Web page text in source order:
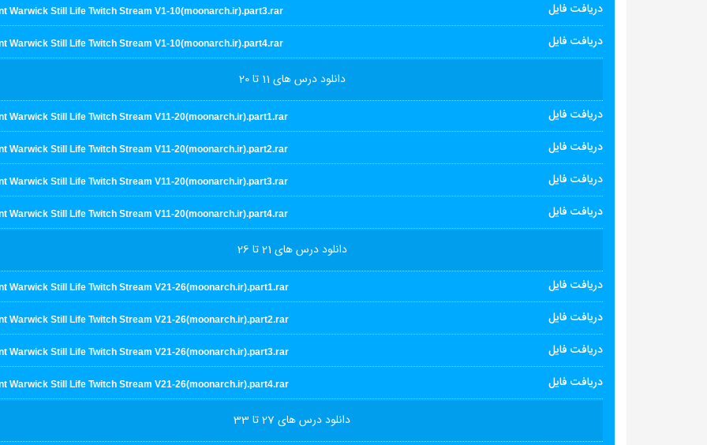
دریافت فایل Warwick Still Life Twitch Stream V1-10(moonarch.ir).part3.rar
دریافت فایل Warwick Still Life Twitch Stream V1-10(moonarch.ir).part4.rar
دانلود درس های 11 تا 20
دریافت فایل
Warwick Still Life Twitch Stream V11-20(moonarch.ir).part1.rar
دریافت فایل Warwick Still Life Twitch Stream V11-20(moonarch.ir).part2.rar
دریافت فایل Warwick Still Life Twitch Stream V11-20(moonarch.ir).part3.rar
دریافت فایل Warwick Still Life Twitch Stream V11-20(moonarch.ir).part4.rar
دانلود درس های 21 تا 26
دریافت فایل
Warwick Still Life Twitch Stream V21-26(moonarch.ir).part1.rar
دریافت فایل Warwick Still Life Twitch Stream V21-26(moonarch.ir).part2.rar
دریافت فایل Warwick Still Life Twitch Stream V21-26(moonarch.ir).part3.rar
دریافت فایل Warwick Still Life Twitch Stream V21-26(moonarch.ir).part4.rar
دانلود درس های 27 تا 33